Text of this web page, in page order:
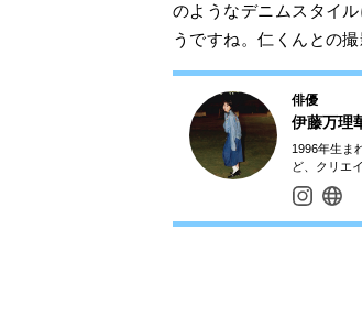
のようなデニムスタイ
うですね。仁くんとの
俳優
伊藤万理
1996年生ま
ど、クリエ